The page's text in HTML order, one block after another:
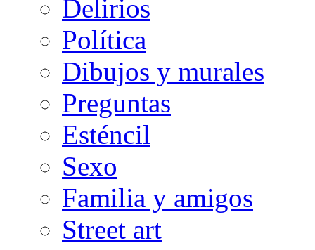
Delirios
Política
Dibujos y murales
Preguntas
Esténcil
Sexo
Familia y amigos
Street art